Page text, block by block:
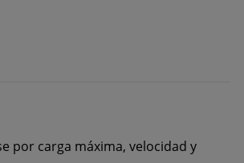
por carga máxima, velocidad y